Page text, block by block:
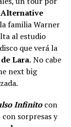
familia Warner
al estudio
que verá la
Lara.No cabe
next big
Infinito con
sorpresas y